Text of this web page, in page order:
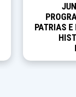
PATRIAS